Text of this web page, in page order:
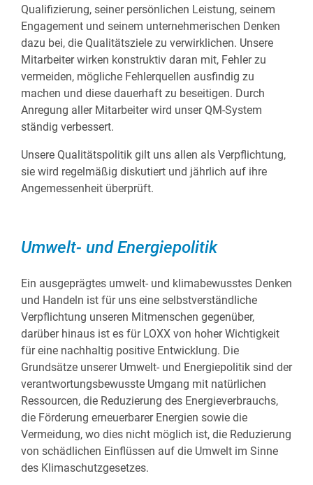
Qualifizierung, seiner persönlichen Leistung, seinem
Engagement und seinem unternehmerischen Denken
dazu bei, die Qualitätsziele zu verwirklichen. Unsere
Mitarbeiter wirken konstruktiv daran mit, Fehler zu
vermeiden, mögliche Fehlerquellen ausfindig zu
machen und diese dauerhaft zu beseitigen. Durch
Anregung aller Mitarbeiter wird unser QM-System
ständig verbessert.
Unsere Qualitätspolitik gilt uns allen als Verpflichtung,
sie wird regelmäßig diskutiert und jährlich auf ihre
Angemessenheit überprüft.
Umwelt- und Energiepolitik
Ein ausgeprägtes umwelt- und klimabewusstes Denken
und Handeln ist für uns eine selbstverständliche
Verpflichtung unseren Mitmenschen gegenüber,
darüber hinaus ist es für LOXX von hoher Wichtigkeit
für eine nachhaltig positive Entwicklung. Die
Grundsätze unserer Umwelt- und Energiepolitik sind der
verantwortungsbewusste Umgang mit natürlichen
Ressourcen, die Reduzierung des Energieverbrauchs,
die Förderung erneuerbarer Energien sowie die
Vermeidung, wo dies nicht möglich ist, die Reduzierung
von schädlichen Einflüssen auf die Umwelt im Sinne
des Klimaschutzgesetzes.